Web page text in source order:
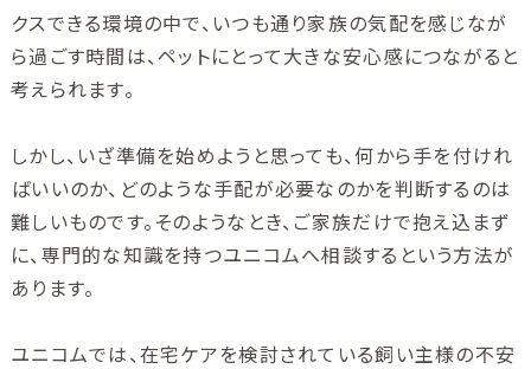
クスできる環境の中で、いつも通り家族の気配を感じなが
ら過ごす時間は、ペットにとって大きな安心感につながると
考えられます。
しかし、いざ準備を始めようと思っても、何から手を付けれ
ばいいのか、どのような手配が必要なのかを判断するのは
難しいものです。そのようなとき、ご家族だけで抱え込まず
に、専門的な知識を持つユニコムへ相談するという方法が
あります。
ユニコムでは、在宅ケアを検討されている飼い主様の不安